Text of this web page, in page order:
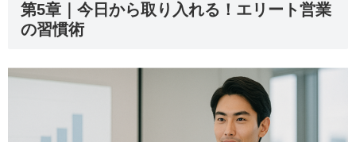
第5章｜今日から取り入れる！エリート営業
の習慣術